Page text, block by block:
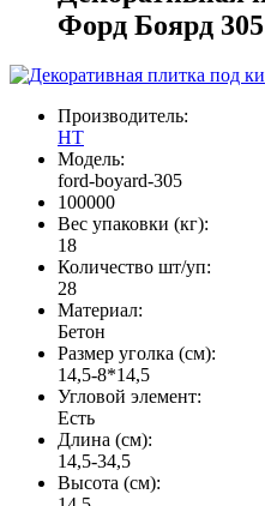
Форд Боярд 305
Производитель:
НТ
Модель:
ford-boyard-305
100000
Вес упаковки (кг):
18
Количество шт/уп:
28
Материал:
Бетон
Размер уголка (см):
14,5-8*14,5
Угловой элемент:
Есть
Длина (см):
14,5-34,5
Высота (см):